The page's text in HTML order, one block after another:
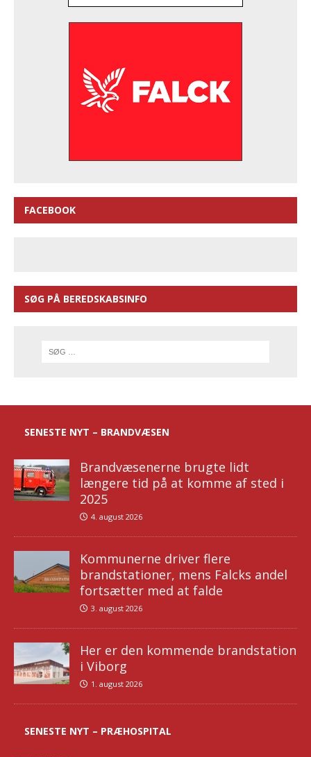
FACEBOOK
SØG PÅ BEREDSKABSINFO
SENESTE NYT – BRANDVÆSEN
Brandvæsenerne brugte lidt
længere tid på at komme af sted i
2025
4. august 2026
Kommunerne driver flere
brandstationer, mens Falcks andel
fortsætter med at falde
3. august 2026
Her er den kommende brandstation
i Viborg
1. august 2026
SENESTE NYT – PRÆHOSPITAL